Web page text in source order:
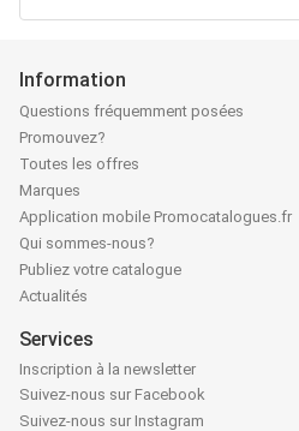
Information
Questions fréquemment posées
Promouvez?
Toutes les offres
Marques
Application mobile Promocatalogues.fr
Qui sommes-nous?
Publiez votre catalogue
Actualités
Services
Inscription à la newsletter
Suivez-nous sur Facebook
Suivez-nous sur Instagram